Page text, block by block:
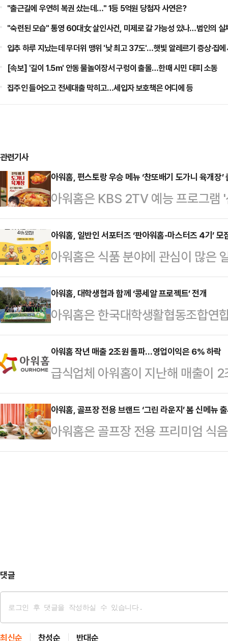
"출근길에 우연히 복권 샀는데…" 1등 5억원 당첨자 사연은?
"숙련된 모습" 통영 60대女 살인사건, 미제로 갈 가능성 있나…범인의 실
입추 하루 지났는데 무더위 맹위 '낮 최고 37도'…햇빛 알레르기 증상·집
[속보] '길이 1.5m' 안동 물놀이장서 구렁이 출몰…한때 시민 대피 소동
집주인 들어오고 전세대출 막히고…세입자 보호책은 어디에 등
관련기사
아워홈, 편스토랑 우승 메뉴 ‘찬또배기 도가니 육개장’
아워홈은 KBS 2TV 예능 프로그램
메뉴를 그대로 구현한 간편식 신제
7일 밝혔다.아워홈은 이번 시즌 편
즐기는 집밥 레스토랑’ 콘셉트의
째로 진행한 '덮밥 메뉴' 대결에서
김재중의 나폴리식 갈비덮밥'으로
되며 뜨거운 반응을 얻고 있다. ‘찬
편…
아워홈, 일반인 서포터즈 ‘판아워홈-마스터즈 4기’ 모
아워홈은 식품 분야에 관심이 많은
홈-마스터즈 4기’를 모집한다고
의 주요 사업, 간편식(HMR) 제품
아이디어를 접목한 콘텐츠를 제작
‘판아워홈(Pan-Ourhome)’을 운
위해 연간 일반인 중심 ‘판아워홈-
루’ 2개 부문으로 나눠 모집 중이
즈’는 평소…
아워홈, 대학생협과 함께 ‘콩세알 프로젝트’ 전개
아워홈은 한국대학생활협동조합연
다고 28일 밝혔다.‘콩세알 프로젝
덜기 위해 기획한 사회공헌 프로그
용 제품을 하나의 꾸러미로 만들어
기조가 이어지면서 상대적으로 주
질적인 도움을 주고자 콩세알 프로
일 1차 식품 꾸러미 전달을 시작해
총 4회에 걸쳐 600여 개…
아워홈 작년 매출 2조원 돌파…영업이익은 6% 하락
급식업체 아워홈이 지난해 매출이
다.2일 아워홈은 지난해 역대 최대
비 13.1% 증가했다고 공시했다.
년 943억원과 비교해 5.9% 감소
원으로 집계됐다.
아워홈, 골프장 전용 브랜드 ‘그린 라운지’ 봄 신메뉴
아워홈은 골프장 전용 프리미엄 식
Lounge)’에서 봄 시즌 신메뉴를
댓글
최신순 찬성순 반대순